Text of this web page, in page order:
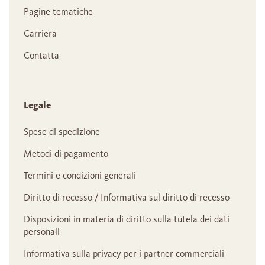
Pagine tematiche
Carriera
Contatta
Legale
Spese di spedizione
Metodi di pagamento
Termini e condizioni generali
Diritto di recesso / Informativa sul diritto di recesso
Disposizioni in materia di diritto sulla tutela dei dati
personali
Informativa sulla privacy per i partner commerciali